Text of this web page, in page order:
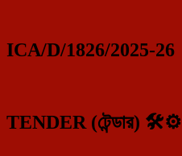
ICA/D/1826/2025-26
TENDER (টেন্ডার) 🛠️⚙️